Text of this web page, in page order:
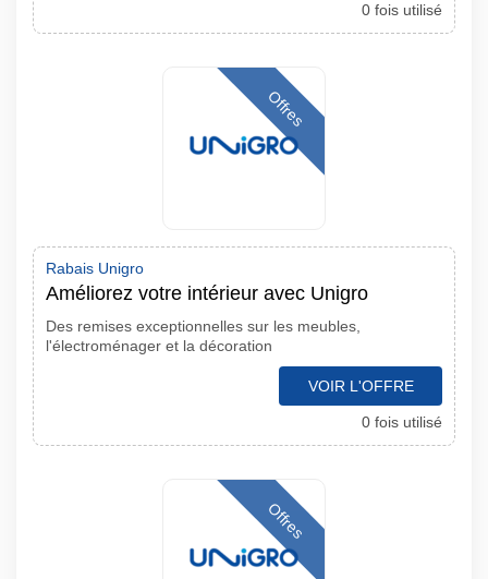
0 fois utilisé
Offres
Rabais Unigro
Améliorez votre intérieur avec Unigro
Des remises exceptionnelles sur les meubles,
l'électroménager et la décoration
VOIR L'OFFRE
0 fois utilisé
Offres